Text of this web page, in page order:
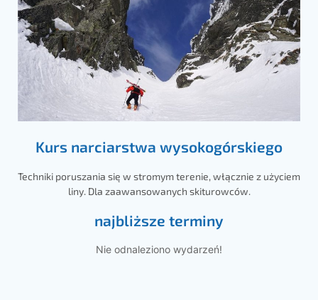
Kurs narciarstwa wysokogórskiego
Techniki poruszania się w stromym terenie, włącznie z użyciem
liny. Dla zaawansowanych skiturowców.
najbliższe terminy
Nie odnaleziono wydarzeń!